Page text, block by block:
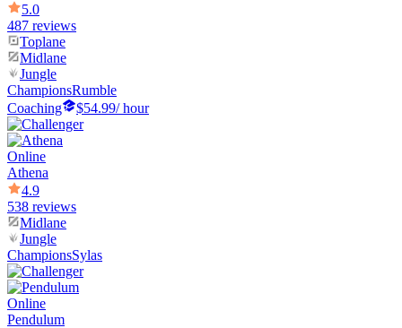
5.0
487 reviews
Toplane
Midlane
Jungle
ChampionsRumble
Coaching
$54.99/ hour
Online
Athena
4.9
538 reviews
Midlane
Jungle
ChampionsSylas
Online
Pendulum